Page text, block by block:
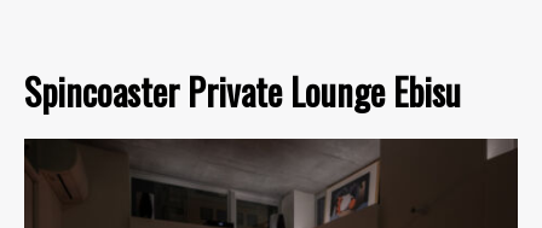
Spincoaster Private Lounge Ebisu